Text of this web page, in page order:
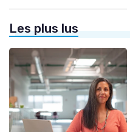
Les plus lus